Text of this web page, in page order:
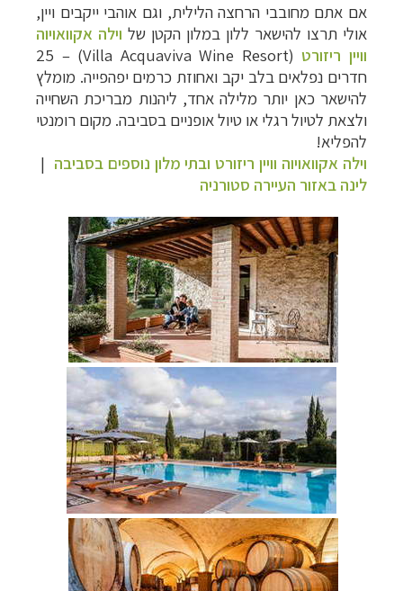
אם אתם מחובבי הרחצה הלילית, וגם אוהבי ייקבים ויין,
אולי תרצו להישאר ללון במלון הקטן של וילה אקוואויוה
וויין ריזורט
(Villa Acquaviva Wine Resort) – 25
חדרים נפלאים בלב יקב ואחוזת כרמים יפהפייה. מומלץ
להישאר כאן יותר מלילה אחד, ליהנות מבריכת השחייה
ולצאת לטיול רגלי או טיול אופניים בסביבה. מקום רומנטי
להפליא!
וילה אקוואויוה וויין ריזורט ובתי מלון נוספים בסביבה |
לינה באזור העיירה סטורניה